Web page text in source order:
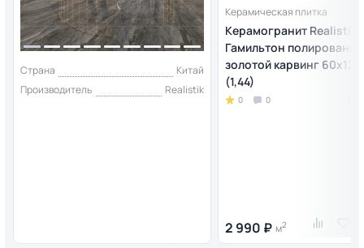
Страна
Китай
Производитель
Realistik
Керамическая плитка
Керамогранит Realistik
Гамильтон
золотой карвинг 60x120
(1,44)
0 0
2 990 ₽ м2